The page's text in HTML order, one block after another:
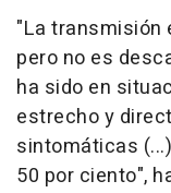
"La transmisión
pero no es
ha sido en
estrecho y
sintomáticas
50 por ciento",